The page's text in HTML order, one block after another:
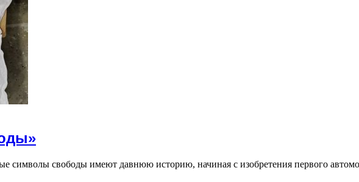
символы свободы имеют давнюю историю, начиная с изобретения первого